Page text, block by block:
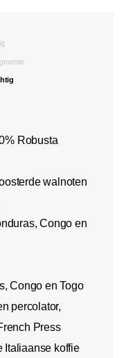
Robusta
walnoten
Congo en
Congo en Togo
percolator,
Press
Italiaanse koffie